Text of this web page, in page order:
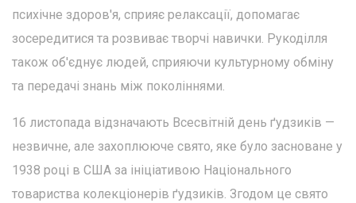
психічне здоров'я, сприяє релаксації, допомагає
зосередитися та розвиває творчі навички. Рукоділля
також об'єднує людей, сприяючи культурному обміну
та передачі знань між поколіннями.
16 листопада відзначають Всесвітній день ґудзиків —
незвичне, але захоплююче свято, яке було засноване у
1938 році в США за ініціативою Національного
товариства колекціонерів ґудзиків. Згодом це свято